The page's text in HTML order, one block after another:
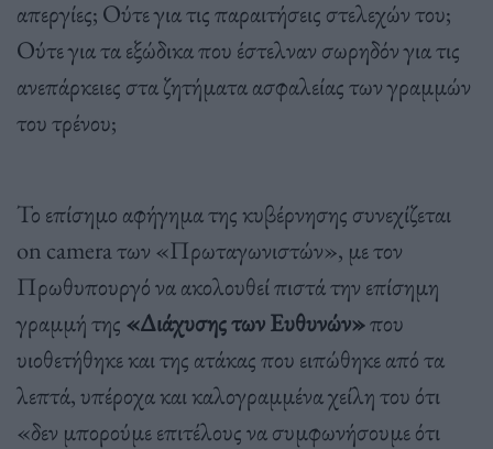
απεργίες; Ούτε για τις παραιτήσεις στελεχών του;
Ούτε για τα εξώδικα που έστελναν σωρηδόν για τις
ανεπάρκειες στα ζητήματα ασφαλείας των γραμμών
του τρένου;
Το επίσημο αφήγημα της κυβέρνησης συνεχίζεται
on camera των «Πρωταγωνιστών», με τον
Πρωθυπουργό να ακολουθεί πιστά την επίσημη
γραμμή της «Διάχυσης των Ευθυνών»που
υιοθετήθηκε και της ατάκας που ειπώθηκε από τα
λεπτά, υπέροχα και καλογραμμένα χείλη του ότι
«δεν μπορούμε επιτέλους να συμφωνήσουμε ότι